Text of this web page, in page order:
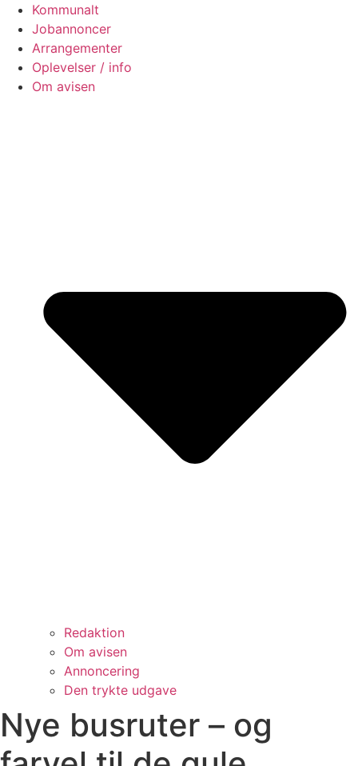
Kommunalt
Jobannoncer
Arrangementer
Oplevelser / info
Om avisen
Redaktion
Om avisen
Annoncering
Den trykte udgave
Nye busruter – og